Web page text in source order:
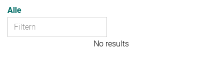
Alle
No results